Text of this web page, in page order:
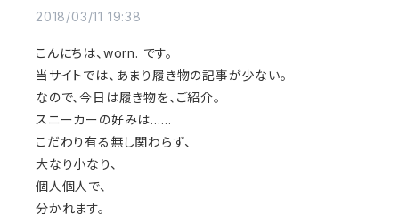
2018/03/11 19:38
こんにちは、worn. です。
当サイトでは、あまり履き物の記事が少ない。
なので、今日は履き物を、ご紹介。
スニーカーの好みは……
こだわり有る無し関わらず、
大なり小なり、
個人個人で、
分かれます。